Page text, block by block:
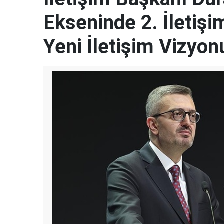
Ekseninde 2.
Yeni İletişim